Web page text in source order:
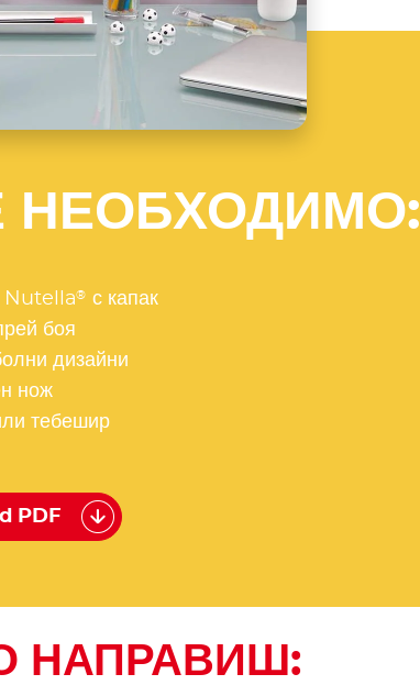
НЕОБХОДИМО:
Nutella® с капак
боя
дизайни
нож
тебешир
PDF
НАПРАВИШ: